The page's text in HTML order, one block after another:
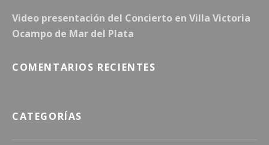
Video presentación del Concierto en Villa Victoria
Ocampo de Mar del Plata
COMENTARIOS RECIENTES
CATEGORÍAS